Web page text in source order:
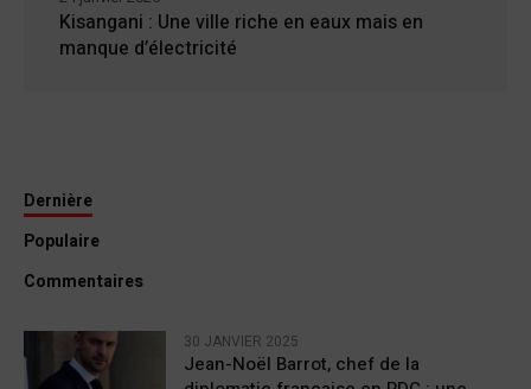
Kisangani : Une ville riche en eaux mais en
manque d’électricité
Dernière
Populaire
Commentaires
30 JANVIER 2025
Jean-Noël Barrot, chef de la